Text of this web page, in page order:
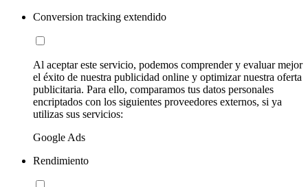
Conversion tracking extendido
Al aceptar este servicio, podemos comprender y evaluar mejor
el éxito de nuestra publicidad online y optimizar nuestra oferta
publicitaria. Para ello, comparamos tus datos personales
encriptados con los siguientes proveedores externos, si ya
utilizas sus servicios:
Google Ads
Rendimiento